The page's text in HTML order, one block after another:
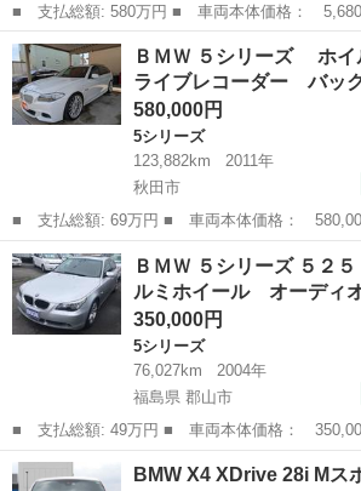
■ 支払総額: 580万円 ■ 車両本体価格： 5,680,000 円 ■ メーカー
名： ＢＭＷ ■ 車種名： Ｘ５ ■ グレード
３５ｄ Ｍスポーツ ４ＷＤ 禁煙車 スカイラ
ルーフ プ...
秋田 秋田市
ＢＭＷ ５シリーズ ホ
ライブレコーダー バ
580,000円
5シリーズ
123,882km
2011年
秋田市
■ 支払総額: 69万円 ■ 車両本体価格： 580,000 円 ■ メーカー
名： ＢＭＷ ■ 車種名： ５シリーズ ■ グ
付き冬タイヤ ドライブレコーダー バックカ
リアランスソナー...
秋田 秋田市
ＢＭＷ ５シリーズ ５
ルミホイール オーデ
350,000円
5シリーズ
76,027km
2004年
福島県 郡山市
■ 支払総額: 49万円 ■ 車両本体価格： 350,000 円 ■ メーカー
名： ＢＭＷ ■ 車種名： ５シリーズ ■ グレ
ｉ サンルーフ アルミホイール オーディオ
福島 郡山市 5シリーズ
BMW X4 XDrive 28i Mス